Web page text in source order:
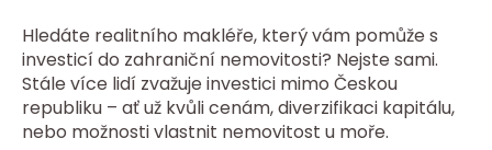
Hledáte realitního makléře, který vám pomůže s
investicí do zahraniční nemovitosti? Nejste sami.
Stále více lidí zvažuje investici mimo Českou
republiku – ať už kvůli cenám, diverzifikaci kapitálu,
nebo možnosti vlastnit nemovitost u moře.